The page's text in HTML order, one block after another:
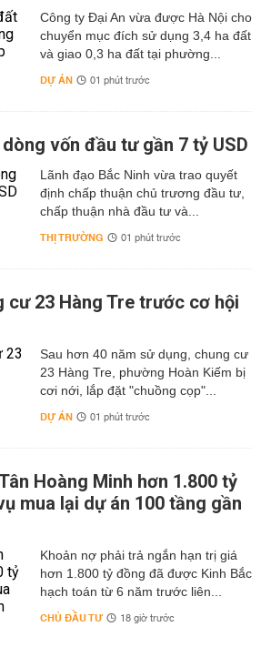
Công ty Đại An vừa được Hà Nội cho
chuyển mục đích sử dụng 3,4 ha đất
và giao 0,3 ha đất tại phường...
DỰ ÁN 01 phút trước
vốn đầu tư gần 7 tỷ USD
Lãnh đạo Bắc Ninh vừa trao quyết
định chấp thuận chủ trương đầu tư,
chấp thuận nhà đầu tư và...
THỊ TRƯỜNG 01 phút trước
cư 23 Hàng Tre trước cơ hội
Sau hơn 40 năm sử dụng, chung cư
23 Hàng Tre, phường Hoàn Kiếm bị
cơi nới, lắp đặt "chuồng cọp"...
DỰ ÁN 01 phút trước
Hoàng Minh hơn 1.800 tỷ
mua lại dự án 100 tầng gần
hơn 1.800 tỷ đồng đã được Kinh Bắc
hạch toán từ 6 năm trước liên...
CHỦ ĐẦU TƯ 18 giờ trước